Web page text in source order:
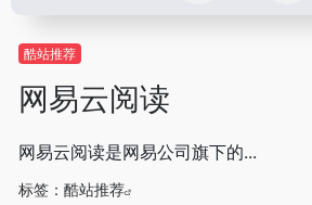
酷站推荐
网易云阅读
网易云阅读是网易公司旗下的...
标签： 酷站推荐